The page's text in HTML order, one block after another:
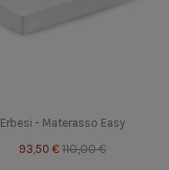
Erbesi - Materasso Easy
93,50 €110,00 €